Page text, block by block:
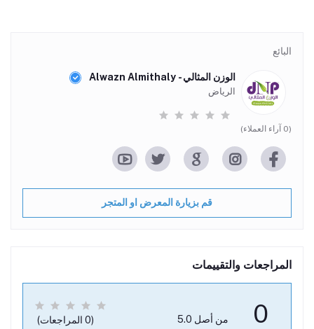
البائع
الوزن المثالي - Alwazn Almithaly
الرياض
(0 آراء العملاء)
قم بزيارة المعرض او المتجر
المراجعات والتقييمات
0 من أصل 5.0 (0 المراجعات)